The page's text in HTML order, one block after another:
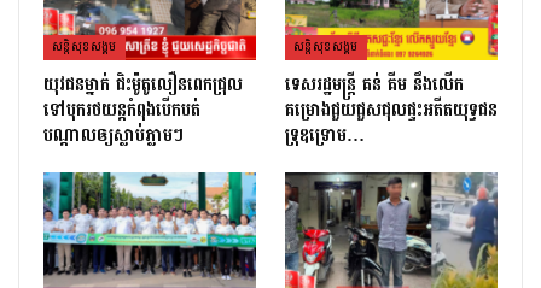
សន្តិសុខសង្គម
យុវជនម្នាក់ ជិះម៉ូតូលឿនពេកជ្រុល
ទៅបុករថយន្តកំពុងបើកបត់
បណ្តាលឲ្យស្លាប់ភ្លាមៗ
សន្តិសុខសង្គម
ទេសរដ្ឋមន្រ្តី គន់ គីម នឹងលើក
គម្រោងជួយជួសជុលផ្ទះអតីតយុទ្ធជន
ទ្រុឌទ្រោម…